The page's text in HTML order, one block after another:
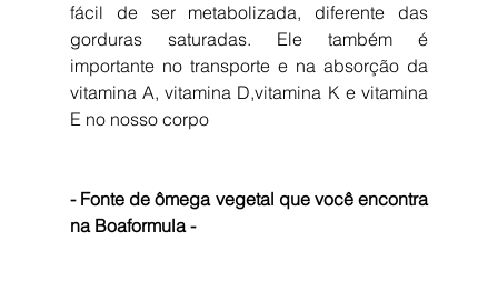
fácil de ser metabolizada, diferente das
gorduras saturadas. Ele também é
importante no transporte e na absorção da
vitamina A, vitamina D,vitamina K e vitamina
E no nosso corpo
- Fonte de ômega vegetal que você encontra
na Boaformula -